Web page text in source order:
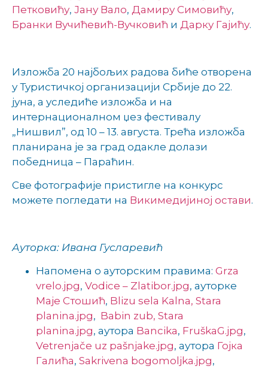
Петковићу, Јану Вало, Дамиру Симовићу,
Бранки Вучићевић-Вучковић и Дарку Гајићу.
Изложба 20 најбољих радова биће отворена
у Туристичкој организацији Србије до 22.
јуна, а уследиће изложба и на
интернационалном џез фестивалу
„Нишвил”, од 10 – 13. августа. Трећа изложба
планирана је за град одакле долази
победница – Параћин.
Све фотографије пристигле на конкурс
можете погледати на Викимедијиној остави.
Ауторка: Ивана Гусларевић
Напомена о ауторским правима: Grza
vrelo.jpg, Vodice – Zlatibor.jpg, ауторке
Маје Стошић, Blizu sela Kalna, Stara
planina.jpg, Babin zub, Stara
planina.jpg, аутора Bancika, FruškaG.jpg,
Vetrenjače uz pašnjake.jpg, аутора Гојкa
Галића, Sakrivena bogomoljka.jpg,